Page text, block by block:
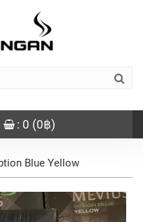
: 0 (0฿)
Blue Yellow